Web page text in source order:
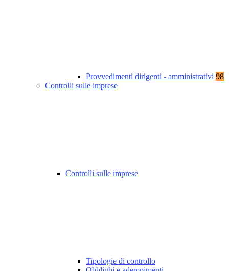
Provvedimenti dirigenti - amministrativi 98
Controlli sulle imprese
Controlli sulle imprese
Tipologie di controllo